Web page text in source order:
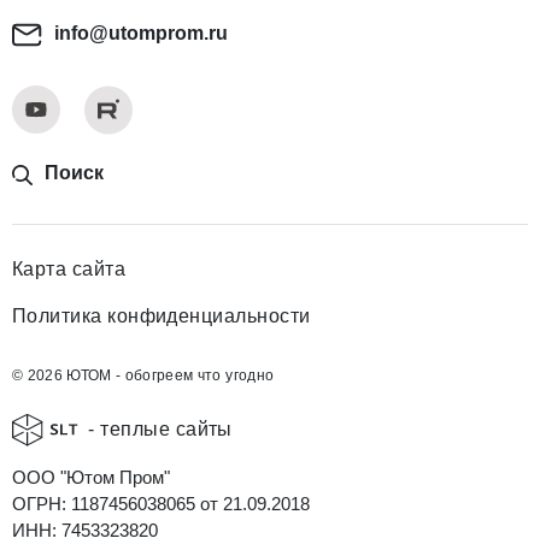
info@utomprom.ru
Поиск
Карта сайта
Политика конфиденциальности
© 2026 ЮТОМ - обогреем что угодно
- теплые сайты
ООО "Ютом Пром"
ОГРН: 1187456038065 от 21.09.2018
ИНН: 7453323820